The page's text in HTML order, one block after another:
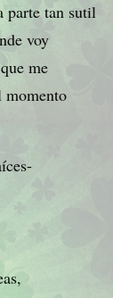
parte tan sutil
voy
me
momento